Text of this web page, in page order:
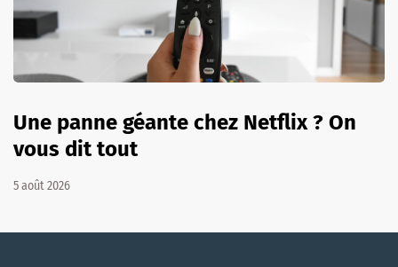
Une panne géante chez Netflix ? On
vous dit tout
5 août 2026